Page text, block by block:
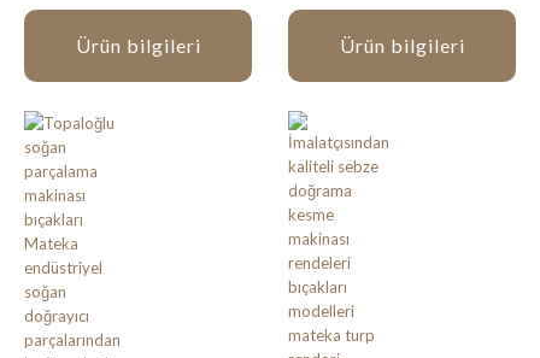
Ürün bilgileri Ürün bilgileri